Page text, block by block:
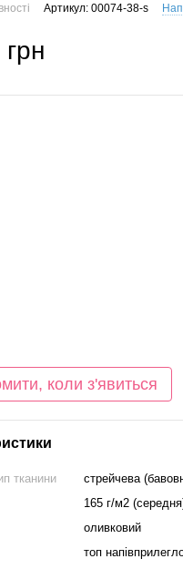
Артикул: 00074-38-s
коли з'явиться
тканини
стрейчева
165 г/м2
оливковий
топ